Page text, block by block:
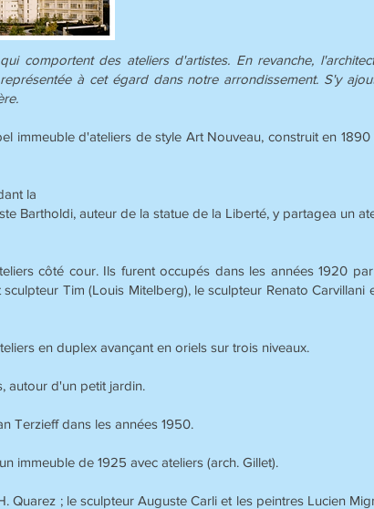
comportent des ateliers d'artistes. En revanche,
à cet égard dans notre arrondissement. S'y
immeuble d'ateliers de style Art Nouveau, construit en 1890
la
Bartholdi, auteur de la statue de la Liberté, y partagea un
côté cour. Ils furent occupés dans les années 1920
Tim (Louis Mitelberg), le sculpteur Renato Carvillani
en duplex avançant en oriels sur trois niveaux.
autour d'un petit jardin.
Terzieff dans les années 1950.
immeuble de 1925 avec ateliers (arch. Gillet).
Quarez ; le sculpteur Auguste Carli et les peintres Lucien